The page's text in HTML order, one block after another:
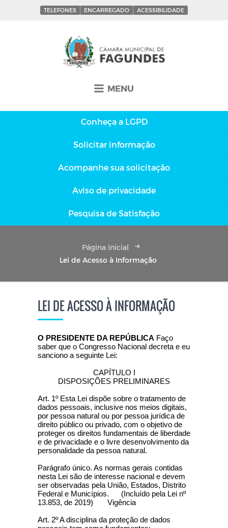
TELEFONES ENCARREGADO ACESSIBILIDADE
MENU
Conheça a LGPD
Solicitar informação
Acompanhe sua solicitação
Aviso de privacidade
Pesquisa de Satisfação
Página inicial
Lei de Acesso à Informação
LEI DE ACESSO À INFORMAÇÃO
O PRESIDENTE DA REPÚBLICA Faço
saber que o Congresso Nacional decreta e eu
sanciono a seguinte Lei:
CAPÍTULO I
DISPOSIÇÕES PRELIMINARES
Art. 1º Esta Lei dispõe sobre o tratamento de
dados pessoais, inclusive nos meios digitais,
por pessoa natural ou por pessoa jurídica de
direito público ou privado, com o objetivo de
proteger os direitos fundamentais de liberdade
e de privacidade e o livre desenvolvimento da
personalidade da pessoa natural.
Parágrafo único. As normas gerais contidas
nesta Lei são de interesse nacional e devem
ser observadas pela União, Estados, Distrito
Federal e Municípios. (Incluído pela Lei nº
13.853, de 2019) Vigência
Art. 2º A disciplina da proteção de dados